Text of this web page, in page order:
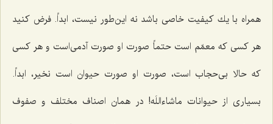
همراه با یك كیفیت خاصی باشد نه این‌طور نیست، ابداً. فرض كنید
هر كسی كه معمّم است حتماً صورت او صورت آدمی‌است و هر كسی
كه حالا بی‌حجاب است، صورت او صورت حیوان است نخیر، ابداً.
بسیاری از حیوانات ماشاءاللَه! در همان اصناف مختلف و صفوف